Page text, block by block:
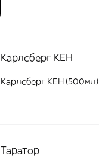
Карлсберг КЕН
Карлсберг КЕН (500мл)
Таратор